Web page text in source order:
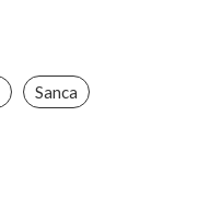
Sanca